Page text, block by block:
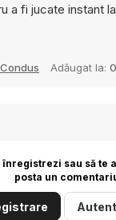
a fi jucate instant
Adăugat la:
înregistrezi sau să te
posta un